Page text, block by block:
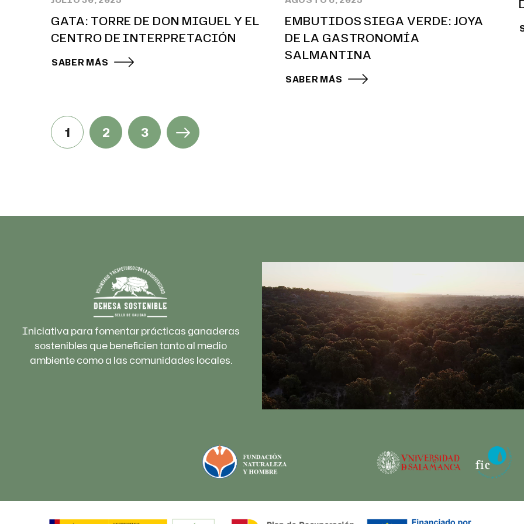
GATA: TORRE DE DON MIGUEL Y EL
CENTRO DE INTERPRETACIÓN
SABER MÁS
EMBUTIDOS SIEGA VERDE: JOYA
DE LA GASTRONOMÍA
SALMANTINA
SABER MÁS
1 2 3
Iniciativa para fomentar prácticas ganaderas
sostenibles que beneficien tanto al medio
ambiente como a las comunidades locales.